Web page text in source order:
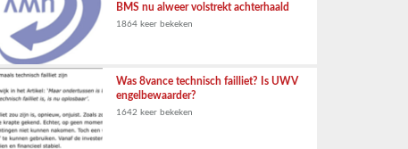
BMS nu alweer volstrekt achterhaald
1864 keer bekeken
Was 8vance technisch failliet? Is UWV
engelbewaarder?
1642 keer bekeken